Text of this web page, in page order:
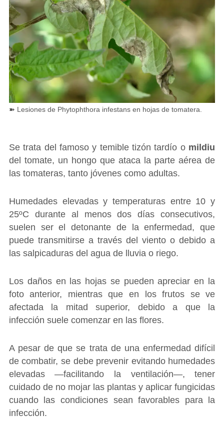
➽ Lesiones de Phytophthora infestans en hojas de tomatera.
Se trata del famoso y temible tizón tardío o mildiu
del tomate, un hongo que ataca la parte aérea de
las tomateras, tanto jóvenes como adultas.
Humedades elevadas y temperaturas entre 10 y
25ºC durante al menos dos días consecutivos,
suelen ser el detonante de la enfermedad, que
puede transmitirse a través del viento o debido a
las salpicaduras del agua de lluvia o riego.
Los daños en las hojas se pueden apreciar en la
foto anterior, mientras que en los frutos se ve
afectada la mitad superior, debido a que la
infección suele comenzar en las flores.
A pesar de que se trata de una enfermedad difícil
de combatir, se debe prevenir evitando humedades
elevadas ―facilitando la ventilación―, tener
cuidado de no mojar las plantas y aplicar fungicidas
cuando las condiciones sean favorables para la
infección.